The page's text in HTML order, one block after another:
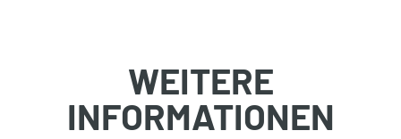
WEITERE
INFORMATIONEN